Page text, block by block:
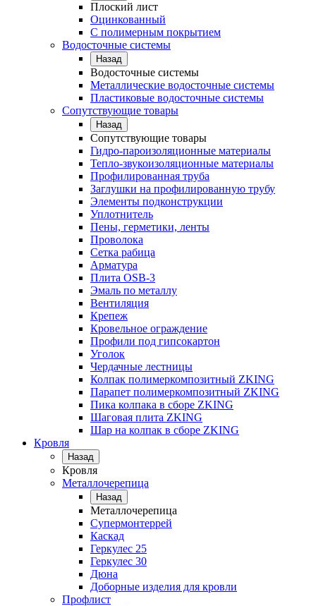
Плоский лист
Оцинкованный
С полимерным покрытием
Водосточные системы
Назад
Водосточные системы
Металлические водосточные системы
Пластиковые водосточные системы
Сопутствующие товары
Назад
Сопутствующие товары
Гидро-пароизоляционные материалы
Тепло-звукоизоляционные материалы
Профилированная труба
Заглушки на профилированную трубу
Элементы подконструкции
Уплотнитель
Пены, герметики, ленты
Проволока
Сетка рабица
Арматура
Плита OSB-3
Эмаль по металлу
Вентиляция
Крепеж
Кровельное ограждение
Профили под гипсокартон
Уголок
Чердачные лестницы
Колпак полимеркомпозитный ZKING
Парапет полимеркомпозитный ZKING
Пика колпака в сборе ZKING
Шаговая плита ZKING
Шар на колпак в сборе ZKING
Кровля
Назад
Кровля
Металлочерепица
Назад
Металлочерепица
Супермонтеррей
Каскад
Геркулес 25
Геркулес 30
Дюна
Доборные изделия для кровли
Профлист